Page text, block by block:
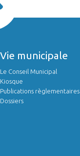
Vie municipale
Le Conseil Municipal
Kiosque
Publications règlementaires
Dossiers